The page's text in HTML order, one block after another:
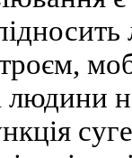
людини